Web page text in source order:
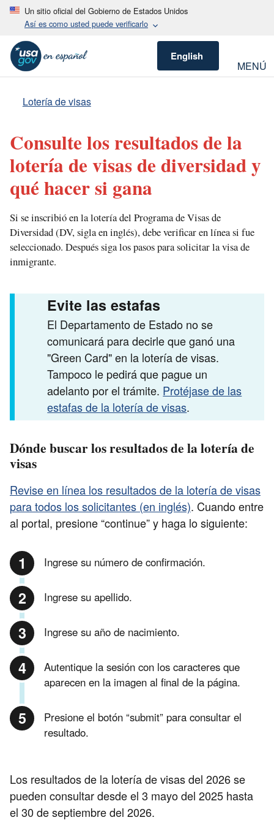
Un sitio oficial del Gobierno de Estados Unidos
Así es como usted puede verificarlo
English
MENÚ
Lotería de visas
Consulte los resultados de la
lotería de visas de diversidad y
qué hacer si gana
Si se inscribió en la lotería del Programa de Visas de
Diversidad (DV, sigla en inglés), debe verificar en línea si fue
seleccionado. Después siga los pasos para solicitar la visa de
inmigrante.
Evite las estafas
El Departamento de Estado no se
comunicará para decirle que ganó una
"Green Card" en la lotería de visas.
Tampoco le pedirá que pague un
adelanto por el trámite. Protéjase de las
estafas de la lotería de visas.
Dónde buscar los resultados de la lotería de
visas
Revise en línea los resultados de la lotería de visas
para todos los solicitantes (en inglés). Cuando entre
al portal, presione “continue” y haga lo siguiente:
Ingrese su número de confirmación.
Ingrese su apellido.
Ingrese su año de nacimiento.
Autentique la sesión con los caracteres que
aparecen en la imagen al final de la página.
Presione el botón “submit” para consultar el
resultado.
Los resultados de la lotería de visas del 2026 se
pueden consultar desde el 3 mayo del 2025 hasta
el 30 de septiembre del 2026.